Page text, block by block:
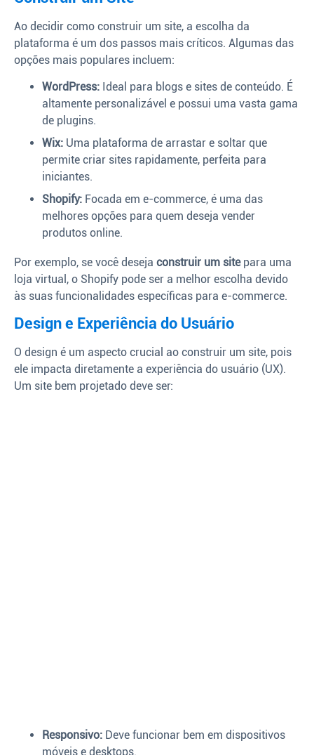
Ao decidir como construir um site, a escolha da
plataforma é um dos passos mais críticos. Algumas das
opções mais populares incluem:
WordPress: Ideal para blogs e sites de conteúdo. É
altamente personalizável e possui uma vasta gama
de plugins.
Wix: Uma plataforma de arrastar e soltar que
permite criar sites rapidamente, perfeita para
iniciantes.
Shopify: Focada em e-commerce, é uma das
melhores opções para quem deseja vender
produtos online.
Por exemplo, se você deseja construir um sitepara uma
loja virtual, o Shopify pode ser a melhor escolha devido
às suas funcionalidades específicas para e-commerce.
Design e Experiência do Usuário
O design é um aspecto crucial ao construir um site, pois
ele impacta diretamente a experiência do usuário (UX).
Um site bem projetado deve ser:
Responsivo: Deve funcionar bem em dispositivos
móveis e desktops.